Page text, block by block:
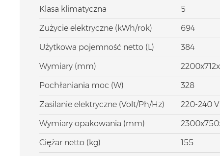
Klasa klimatyczna 5
Zużycie elektryczne (kWh/rok) 694
Użytkowa pojemność netto (L) 384
Wymiary (mm)
Pochłaniania moc (W) 328
Zasilanie elektryczne (Volt/Ph/Hz) 220-240
Wymiary opakowania (mm)
Ciężar netto (kg) 155